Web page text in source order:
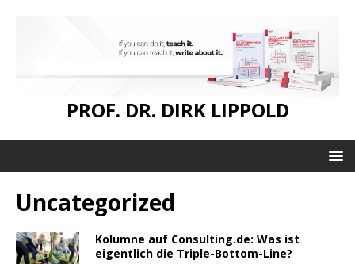
PROF. DR. DIRK LIPPOLD
Uncategorized
Kolumne auf Consulting.de: Was ist
eigentlich die Triple-Bottom-Line?